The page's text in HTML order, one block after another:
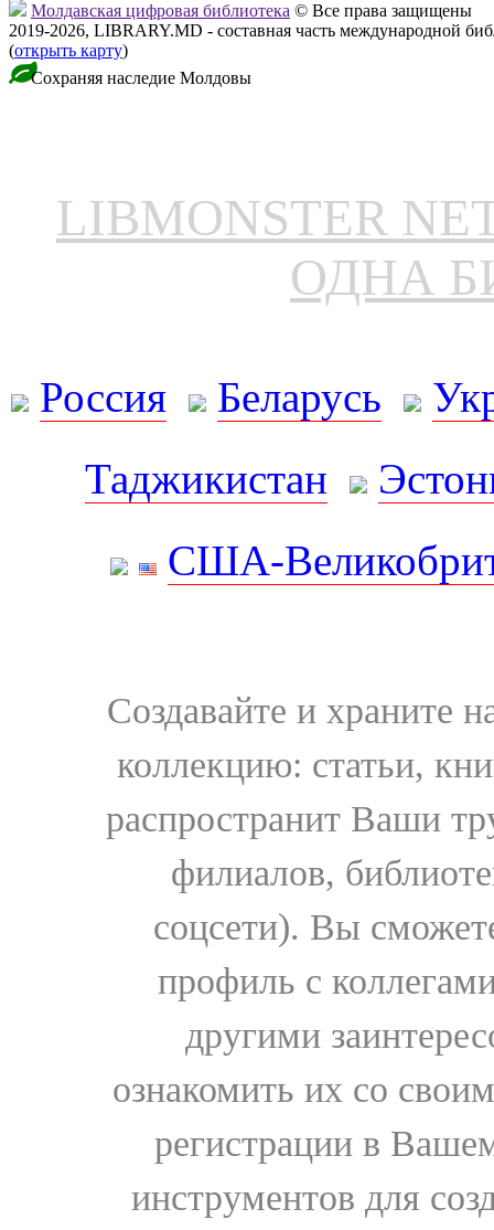
Молдавская цифровая библиотека © Все права защищены
2019-2026, LIBRARY.MD - составная часть международной
(открыть карту)
Сохраняя наследие Молдовы
LIBMONSTER
ОДНА
Россия Беларусь
Таджикистан
США-
Создавайте и храните
коллекцию: статьи,
распространит Ваши
филиалов,
соцсети). Вы
профиль с
другими
ознакомить их со
регистрации в
инструментов для